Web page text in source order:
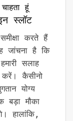
हूं
स्लॉट
करते हैं
जांचना है कि
सलाह
करें। कैसीनो
योग्य
बड़ा मौका
हालांकि,